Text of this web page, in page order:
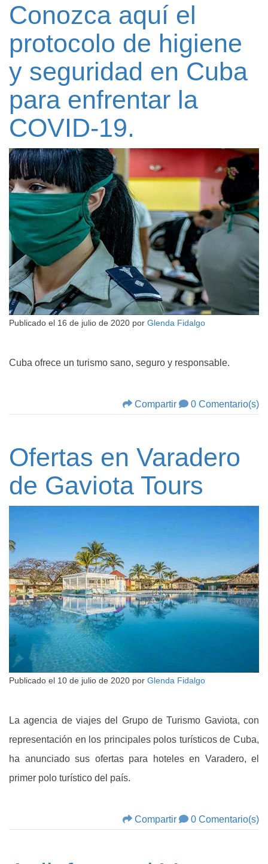
Conozca aquí el
protocolo de higiene
y seguridad en Cuba
para enfrentar la
COVID-19.
Publicado el 16 de julio de 2020 por Glenda Fidalgo
Cuba ofrece un turismo sano, seguro y responsable.
Compartir 0 Comentario(s)
Ofertas en Varadero
de Gaviota Tours
Publicado el 10 de julio de 2020 por Glenda Fidalgo
La agencia de viajes del Grupo de Turismo Gaviota, con
representación en los principales polos turísticos de Cuba,
ha anunciado sus ofertas para hoteles en Varadero, el
primer polo turístico del país.
Compartir 0 Comentario(s)